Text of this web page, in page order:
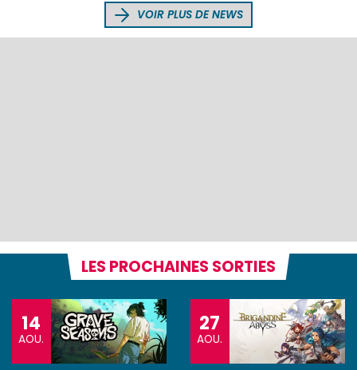
VOIR PLUS DE NEWS
LES PROCHAINES SORTIES
14
AOU.
27
AOU.